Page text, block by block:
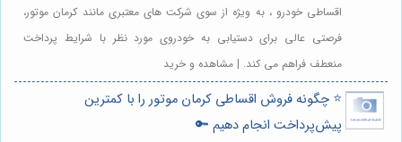
اقساطی خودرو ، به ویژه از سوی شرکت های معتبری مانند کرمان موتور،
فرصتی عالی برای دستیابی به خودروی مورد نظر با شرایط پرداخت
منعطف فراهم می کند. | مشاهده و خرید
⭐️ چگونه فروش اقساطی کرمان موتور را با کمترین
پیش‌پرداخت انجام دهیم 🔑